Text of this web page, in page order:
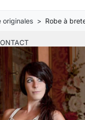
originales Robe à